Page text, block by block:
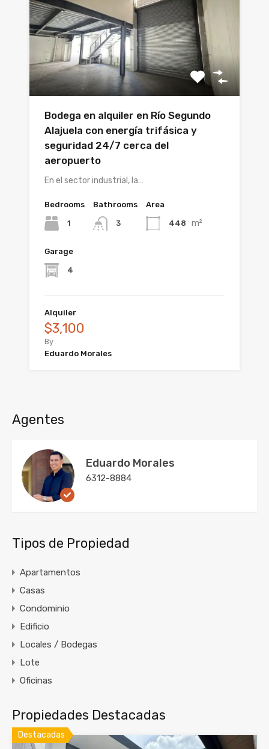
Bodega en alquiler en Río Segundo
Alajuela con energía trifásica y
seguridad 24/7 cerca del
aeropuerto
En el sector industrial, la…
Bedrooms
1
Bathrooms
3
Area
448 m²
Garage
4
Alquiler
$3,100
By
Eduardo Morales
Agentes
Eduardo Morales
6312-8884
Tipos de Propiedad
Apartamentos
Casas
Condominio
Edificio
Locales / Bodegas
Lote
Oficinas
Propiedades Destacadas
Destacadas